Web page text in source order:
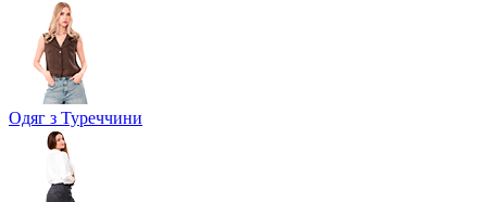
Одяг з Туреччини